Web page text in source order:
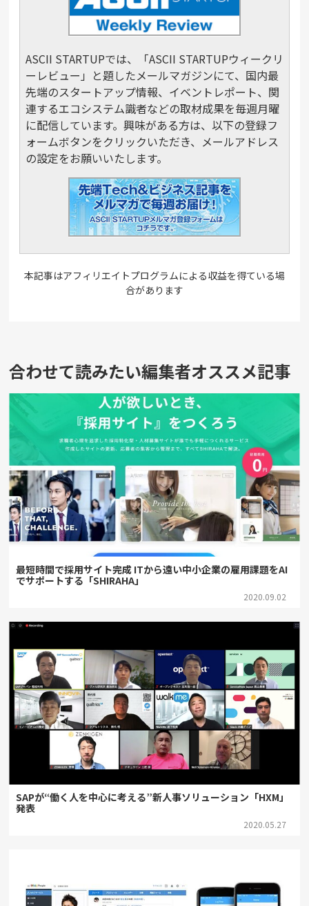
ASCII STARTUPでは、「ASCII STARTUPウィークリ
ーレビュー」と題したメールマガジンにて、国内最
先端のスタートアップ情報、イベントレポート、関
連するエコシステム識者などの取材成果を毎週月曜
に配信しています。興味がある方は、以下の登録フ
ォームボタンをクリックいただき、メールアドレス
の設定をお願いいたします。
本記事はアフィリエイトプログラムによる収益を得ている場
合があります
合わせて読みたい編集者オススメ記事
最短時間で採用サイト完成 ITから遠い中小企業の雇用課題をAI
でサポートする「SHIRAHA」
2020.09.02
SAPが“働く人を中心に考える”新人事ソリューション「HXM」
発表
2020.05.27